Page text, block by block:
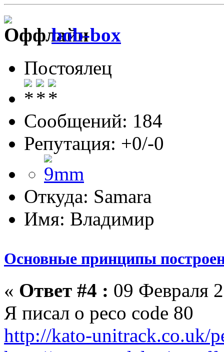
bob-box
Постоялец
Сообщений: 184
Репутация: +0/-0
Откуда: Samara
Имя: Владимир
Основные принципы
« Ответ #4 : 09 Февраля
Я писал о peco code 80
http://kato-unitrack.co.uk/